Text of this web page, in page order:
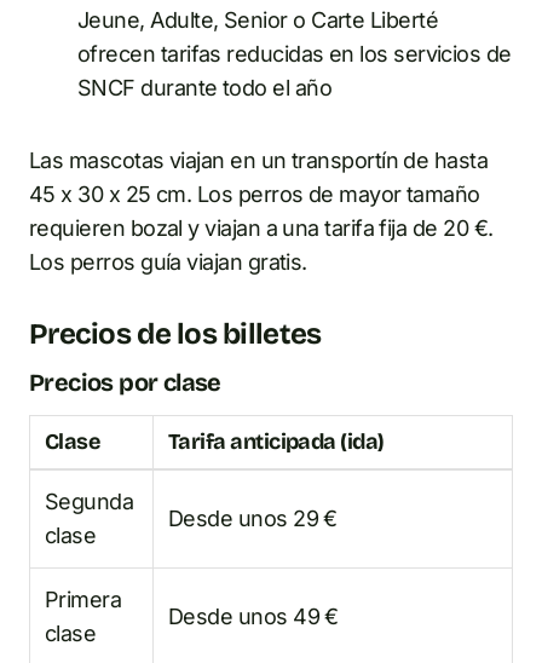
Jeune, Adulte, Senior o Carte Liberté
ofrecen tarifas reducidas en los servicios de
SNCF durante todo el año
Las mascotas viajan en un transportín de hasta
45 x 30 x 25 cm. Los perros de mayor tamaño
requieren bozal y viajan a una tarifa fija de 20 €.
Los perros guía viajan gratis.
Precios de los billetes
Precios por clase
Clase Tarifa anticipada (ida)
Segunda
clase
Desde unos 29 €
Primera
clase
Desde unos 49 €